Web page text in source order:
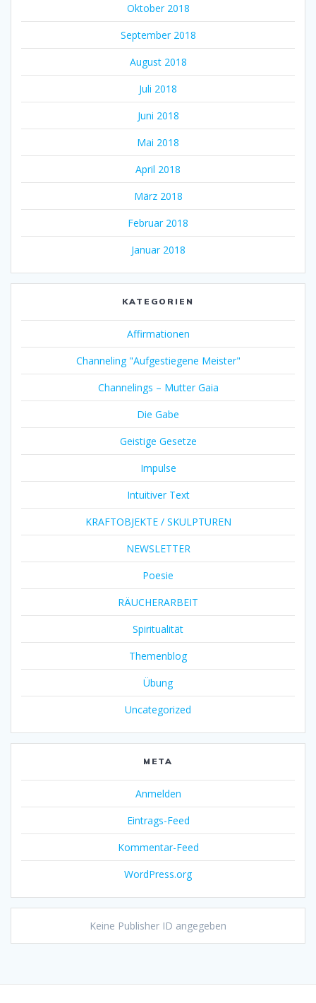
Oktober 2018
September 2018
August 2018
Juli 2018
Juni 2018
Mai 2018
April 2018
März 2018
Februar 2018
Januar 2018
KATEGORIEN
Affirmationen
Channeling "Aufgestiegene Meister"
Channelings – Mutter Gaia
Die Gabe
Geistige Gesetze
Impulse
Intuitiver Text
KRAFTOBJEKTE / SKULPTUREN
NEWSLETTER
Poesie
RÄUCHERARBEIT
Spiritualität
Themenblog
Übung
Uncategorized
META
Anmelden
Eintrags-Feed
Kommentar-Feed
WordPress.org
Keine Publisher ID angegeben